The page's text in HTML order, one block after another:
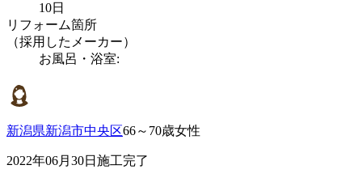
10日
リフォーム箇所
（採用したメーカー）
お風呂・浴室:
新潟県新潟市中央区66～70歳女性
2022年06月30日施工完了